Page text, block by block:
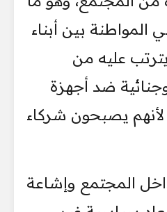
المواطنة بين أبناء
عليه من
ضد أجهزة
لأنهم يصبحون شركاء
المجتمع وإشاعة